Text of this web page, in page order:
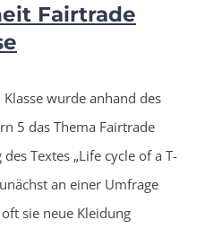
Fairtrade
wurde anhand des
5 das Thema Fairtrade
Textes „Life cycle of a T-
an einer Umfrage
sie neue Kleidung